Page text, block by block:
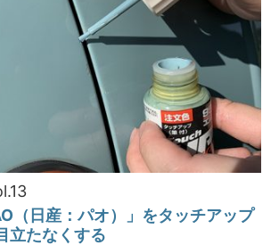
（日産：パオ）」をタッチアップ
立たなくする